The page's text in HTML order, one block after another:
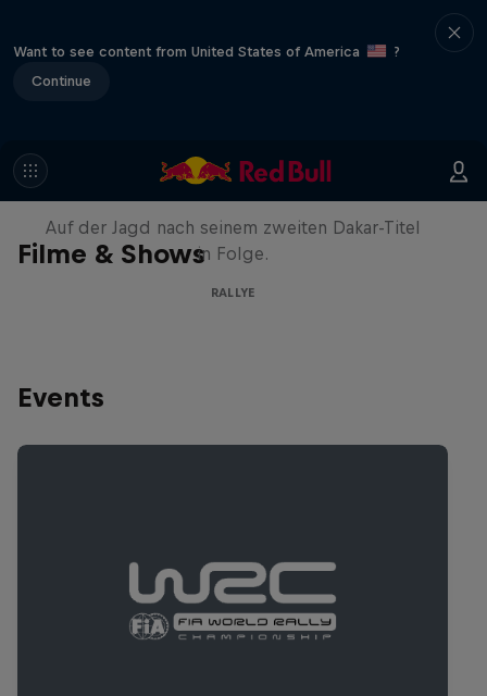
Want to see content from United States of America
?
Continue
Filme & Shows
Daniel 'Chucky' Sanders:
Seeing Double
Auf der Jagd nach seinem zweiten Dakar-Titel
in Folge.
RALLYE
Events